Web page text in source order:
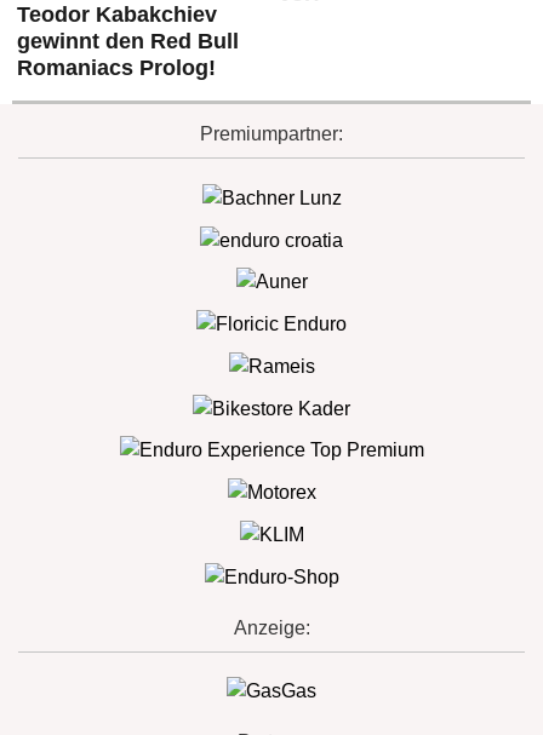
Teodor Kabakchiev
gewinnt den Red Bull
Romaniacs Prolog!
Premiumpartner:
Anzeige: